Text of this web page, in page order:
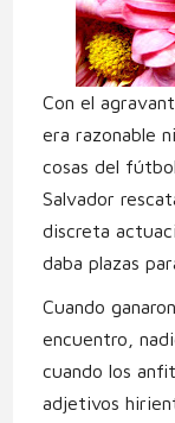
Con el
era razonable
cosas del
Salvador
discreta
daba plazas
Cuando
encuentro,
cuando los
adjetivos